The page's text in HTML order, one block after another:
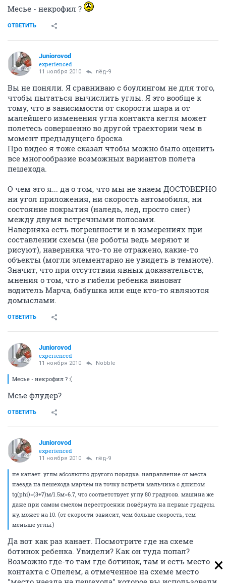
Месье - некрофил ?
ОТВЕТИТЬ
Juniorovod
experienced
11 ноября 2010 лёд-9
Вы не поняли. Я сравниваю с боулингом не для того,
чтобы пытаться вычислить углы. Я это вообще к
тому, что в зависимости от скорости шара и от
малейшего изменения угла контакта кегля может
полетесь совершенно во другой траектории чем в
момент предыдущего броска.
Про видео я тоже сказал чтобы можно было оценить
все многообразие возможных вариантов полета
пешехода.
О чем это я... да о том, что мы не знаем ДОСТОВЕРНО
ни угол приложения, ни скорость автомобиля, ни
состояние покрытия (наледь, лед, просто снег)
между двумя встречными полосами.
Наверняка есть погрешности и в измерениях при
составлении схемы (не роботы ведь меряют и
рисуют), наверняка что-то не отражено, какие-то
объекты (могли элементарно не увидеть в темноте).
Значит, что при отсутствии явных доказательств,
мнения о том, что в гибели ребенка виноват
водитель Марча, бабушка или еще кто-то являются
домыслами.
ОТВЕТИТЬ
Juniorovod
experienced
11 ноября 2010 Nobble
Месье - некрофил ? :(
Мсье флудер?
ОТВЕТИТЬ
Juniorovod
experienced
11 ноября 2010 лёд-9
не канает. углы абсолютно другого порядка. направление от места
наезда на пешехода марчем на точку встречи мальчика с джипом
tg(phi)=(3+7)м/1.5м=6.7, что соответствует углу 80 градусов. машина же
даже при самом смелом перестроении повёрнута на первые градусы.
ну, может на 10. (от скорости зависит, чем больше скорость, тем
меньше углы.)
Да вот как раз канает. Посмотрите где на схеме
ботинок ребенка. Увидели? Как он туда попал?
Возможно где-то там где ботинок, там и есть место
контакта с Опелем, а отмеченное на схеме место